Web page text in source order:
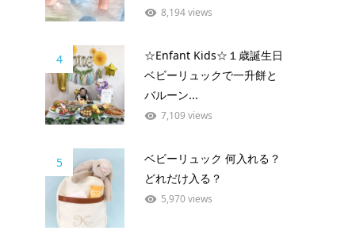
8,194 views
4
☆Enfant Kids☆１歳誕生日
ベビーリュックで一升餅と
バルーン...
7,109 views
5
ベビーリュック 何入れる？
どれだけ入る？
5,970 views